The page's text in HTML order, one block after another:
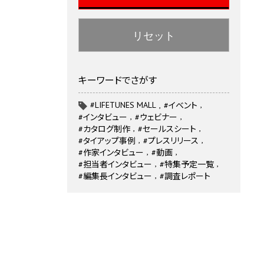
リセット
キーワードでさがす
#LIFETUNES MALL
#イベント
#インタビュー
#ウェビナー
#カタログ制作
#セールスシート
#タイアップ事例
#プレスリリース
#作家インタビュー
#動画
#担当者インタビュー
#特集予定一覧
#編集長インタビュー
#調査レポート